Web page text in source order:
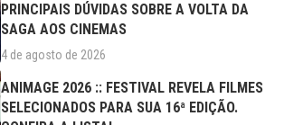
PRINCIPAIS DÚVIDAS SOBRE A VOLTA DA
SAGA AOS CINEMAS
4 de agosto de 2026
ANIMAGE 2026 :: FESTIVAL REVELA FILMES
SELECIONADOS PARA SUA 16ª EDIÇÃO.